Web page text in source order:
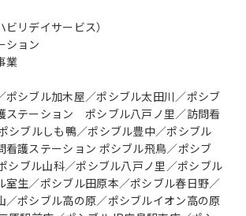
リデイサービス）
ション
業
ポシブル加木屋／ポシブル太田川／ポシブ
ステーション ポシブル八戸ノ里／訪問看
シブルしも鴨／ポシブル豊中／ポシブル
看護ステーション ポシブル飛鳥／ポシブ
シブル山科／ポシブル八戸ノ里／ポシブル
室生／ポシブル田原本／ポシブル春日野／
／ポシブル高の原／ポシブルイオン高の原